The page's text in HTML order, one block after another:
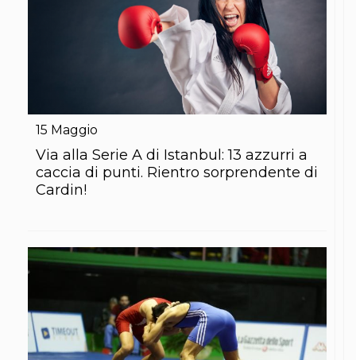
Quesiti fiscali
Sostenibilità
Documenti
15 Maggio
Via alla Serie A di Istanbul: 13 azzurri a
caccia di punti. Rientro sorprendente di
Cardin!